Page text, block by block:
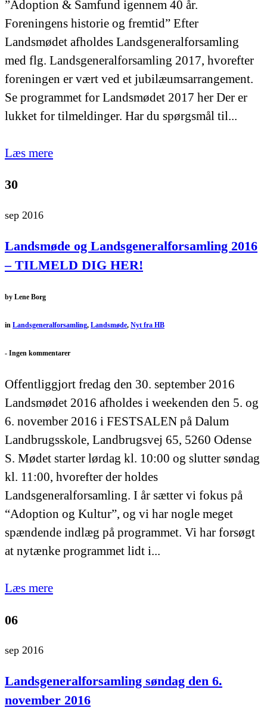
”Adoption & Samfund igennem 40 år.
Foreningens historie og fremtid” Efter
Landsmødet afholdes Landsgeneralforsamling
med flg. Landsgeneralforsamling 2017, hvorefter
foreningen er vært ved et jubilæumsarrangement.
Se programmet for Landsmødet 2017 her Der er
lukket for tilmeldinger. Har du spørgsmål til...
Læs mere
30
sep 2016
Landsmøde og Landsgeneralforsamling 2016
– TILMELD DIG HER!
by Lene Borg
in Landsgeneralforsamling, Landsmøde, Nyt fra HB
- Ingen kommentarer
Offentliggjort fredag den 30. september 2016
Landsmødet 2016 afholdes i weekenden den 5. og
6. november 2016 i FESTSALEN på Dalum
Landbrugsskole, Landbrugsvej 65, 5260 Odense
S. Mødet starter lørdag kl. 10:00 og slutter søndag
kl. 11:00, hvorefter der holdes
Landsgeneralforsamling. I år sætter vi fokus på
“Adoption og Kultur”, og vi har nogle meget
spændende indlæg på programmet. Vi har forsøgt
at nytænke programmet lidt i...
Læs mere
06
sep 2016
Landsgeneralforsamling søndag den 6.
november 2016